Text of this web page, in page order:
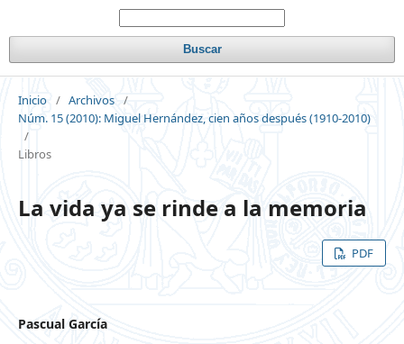
Buscar
Inicio / Archivos /
Núm. 15 (2010): Miguel Hernández, cien años después (1910-2010)
/
Libros
La vida ya se rinde a la memoria
PDF
Pascual García